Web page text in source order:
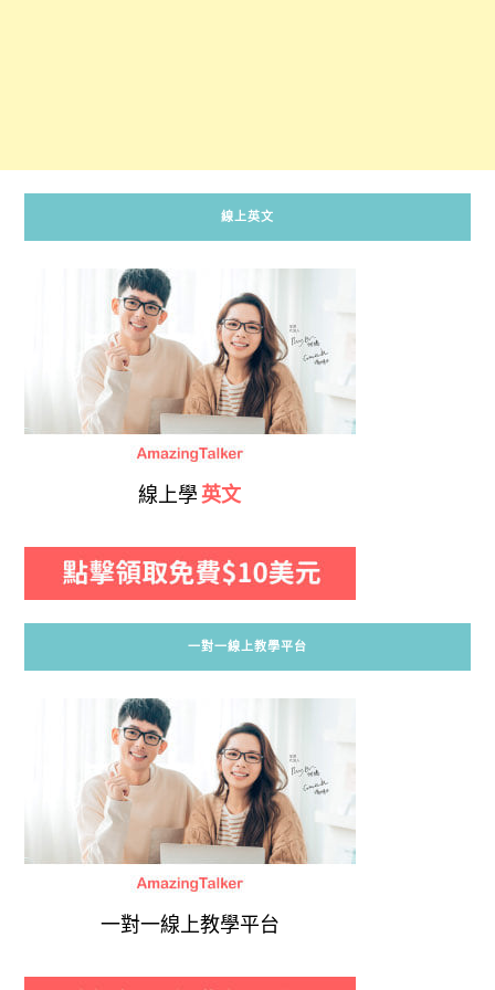
線上英文
線上學 英文
一對一線上教學平台
一對一線上教學平台